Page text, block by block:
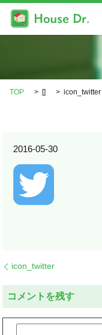
TOP [] icon_twitter
2016-05-30
icon_twitter
コメントを残す